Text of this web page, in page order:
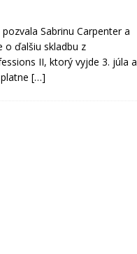
Sabrinu Carpenter a
o ďalšiu skladbu z
II, ktorý vyjde 3. júla a
[…]